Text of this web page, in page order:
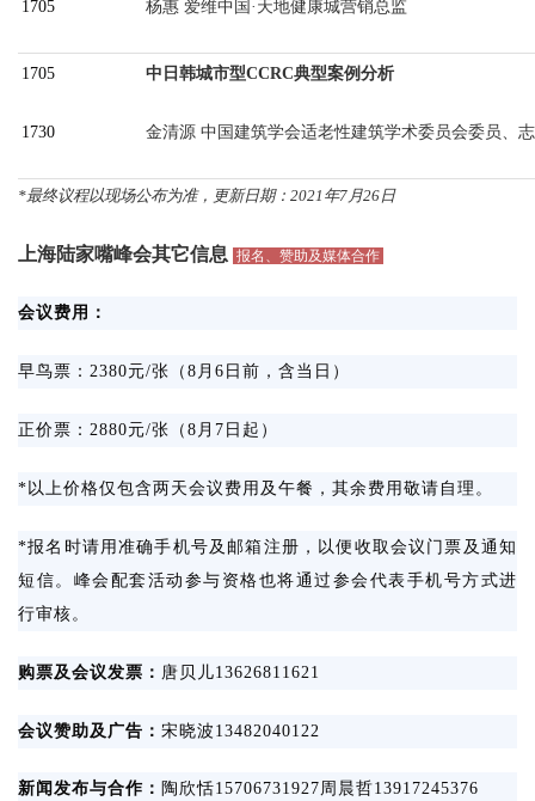
1705 杨惠 爱维中国·天地健康城营销总监
1705
1730
中日韩城市型CCRC典型案例分析
金清源 中国建筑学会适老性建筑学术委员会委员、
*最终议程以现场公布为准，更新日期：2021年7月26日
上海陆家嘴峰会其它信息 报名、赞助及媒体合作
会议费用：
早鸟票： 2380元/张（8月6日前，含当日）
正价票： 2880元/张（8月7日起）
*以上价格仅包含两天会议费用及午餐，其余费用敬请自理。
*报名时请用准确手机号及邮箱注册，以便收取会议门票及通知
短信。峰会配套活动参与资格也将通过参会代表手机号方式进
行审核。
购票及会议发票： 唐贝儿13626811621
会议赞助及广告： 宋晓波 13482040122
新闻发布与合作： 陶欣恬15706731927周晨哲13917245376